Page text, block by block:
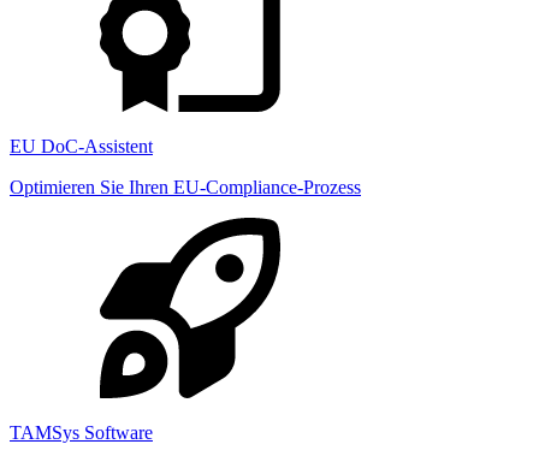
EU DoC-Assistent
Optimieren Sie Ihren EU-Compliance-Prozess
TAMSys Software